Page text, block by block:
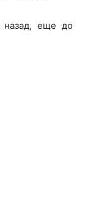
назад, еще до